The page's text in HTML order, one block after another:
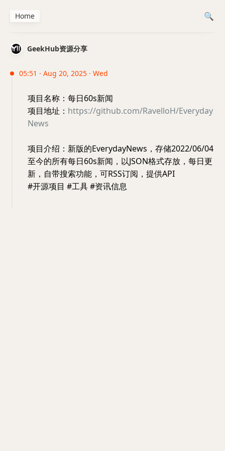
GeekHub资源分享
05:51 · Aug 20, 2025 · Wed
项目名称：每日60s新闻
项目地址： https://github.com/RavelloH/Everyday
News
项目介绍：新版的EverydayNews，存储2022/06/04
至今的所有每日60s新闻，以JSON格式存放，每日更
新，自带搜索功能，可RSS订阅，提供API
#开源项目 #工具 #资讯信息
Home